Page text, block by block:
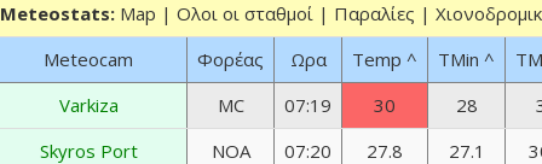
Meteostats: Map | Ολοι οι σταθμοί | Παραλίες |
Meteocam
Φορέας Ωρα Temp ^ TMin ^
Varkiza
MC 07:19 30 28
Skyros Port
NOA 07:20 27.8 27.1